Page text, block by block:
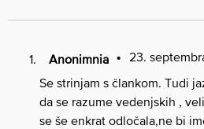
Anonimnia
23.
Se strinjam s člankom. Tudi
da se razume vedenjskih ,
se še enkrat odločala,ne bi